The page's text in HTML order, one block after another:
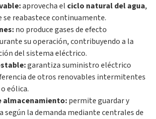
aprovecha el ciclo natural del agua,
se reabastece continuamente.
no produce gases de efecto
su operación, contribuyendo a la
del sistema eléctrico.
garantiza suministro eléctrico
de otros renovables intermitentes
eólica.
almacenamiento:permite guardar y
según la demanda mediante centrales de